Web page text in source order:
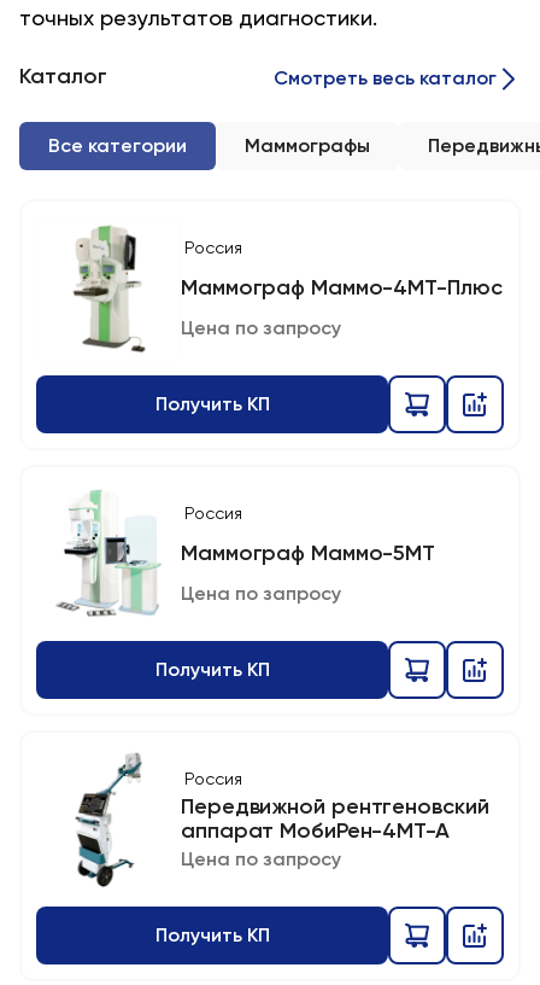
точных результатов диагностики.
Каталог Смотреть весь каталог
Все категории Маммографы
Россия
Маммограф Маммо-4МТ-Плюс
Цена по запросу
Получить КП
Россия
Маммограф Маммо-5МТ
Цена по запросу
Получить КП
Россия
Передвижной рентгеновский
аппарат МобиРен-4МТ-А
Цена по запросу
Получить КП